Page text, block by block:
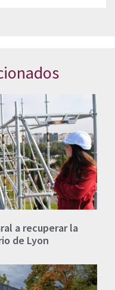
a recuperar la
de Lyon